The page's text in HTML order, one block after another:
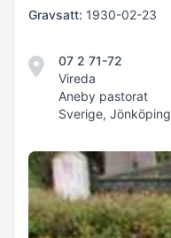
Gravsatt: 1930-02-23
07 2 71-72
Vireda
Aneby pastorat
Sverige, Jönköping